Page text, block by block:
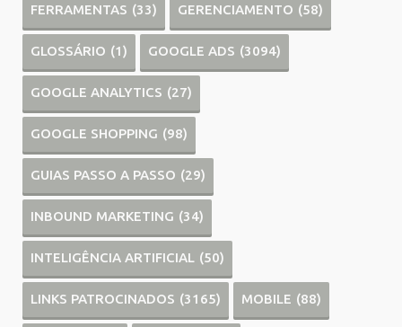
FERRAMENTAS (33) GERENCIAMENTO (58)
GLOSSÁRIO (1) GOOGLE ADS (3094)
GOOGLE ANALYTICS (27)
GOOGLE SHOPPING (98)
GUIAS PASSO A PASSO (29)
INBOUND MARKETING (34)
INTELIGÊNCIA ARTIFICIAL (50)
LINKS PATROCINADOS (3165) MOBILE (88)